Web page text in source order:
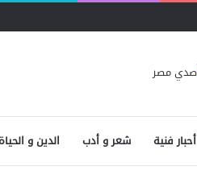
أحبار فنية شعر و أدب الدين و الحياة